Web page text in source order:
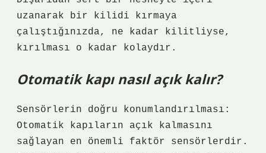
uzanarak bir kilidi kırmaya
çalıştığınızda, ne kadar kilitliyse,
kırılması o kadar kolaydır.
Otomatik kapı nasıl açık kalır?
Sensörlerin doğru konumlandırılması:
Otomatik kapıların açık kalmasını
sağlayan en önemli faktör sensörlerdir.